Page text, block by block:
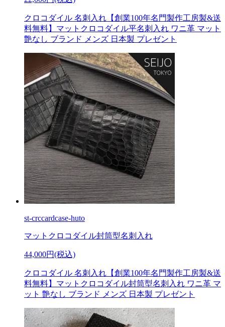
クロコダイル 名刺入れ【創業100年名門製作工房製&送
料無料】マットクロコダイル平名刺入れ ワニ革 マット
艶なし ブランド メンズ 日本製 プレゼント
st-crccardcase-huto
マットクロコダイル封筒型名刺入れ
44,000円(税込)
クロコダイル 名刺入れ【創業100年名門製作工房製&送
料無料】マットクロコダイル封筒型名刺入れ ワニ革 マ
ット 艶なし ブランド メンズ 日本製 プレゼント